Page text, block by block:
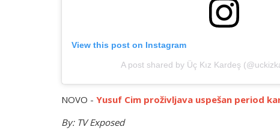
View this post on Instagram
A post shared by Üç Kız Kardeş
NOVO - Yusuf Cim proživljava uspešan period
By: TV Exposed